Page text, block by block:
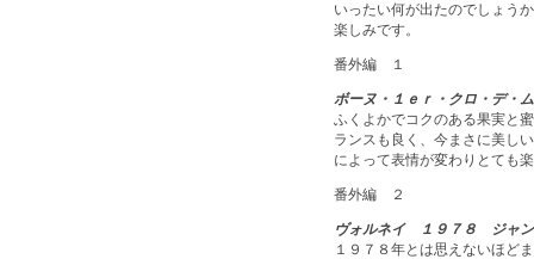
いったい何が出たのでしょう
楽しみです。
番外編 １
ボーヌ・１ｅｒ・クロ・デ
ふくよかでコクのある果実と
ランスも良く、今まさに美し
によって表情が変わりとても
番外編 ２
ヴォルネイ １９７８ ジャン
１９７８年とは思えないほど